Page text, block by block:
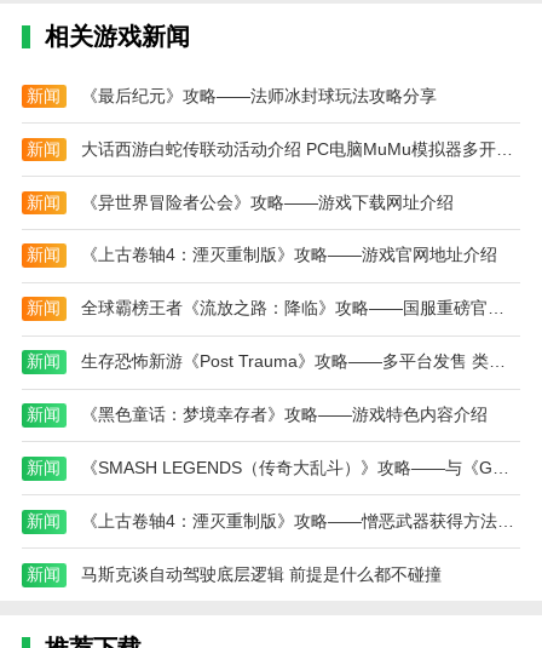
6、击败僵尸有几率会掉落钻石，钻石可以用来升
级植物获得各种效果。
7、种植植物消灭关卡里的僵尸boss就可以通关。
植物大战僵尸新指导版部分合成大全
一、魅惑帝
1、合成配方：魅惑菇+魅惑菇。
2、效果：魅帝菇每过30秒可以随机召唤一只僵尸
作战：高坚果橄榄球、失去报纸的樱桃读报、雪橇冰
车、学者僵尸。
二、究极樱桃射手
1、合成配方：超级樱桃射手+樱桃机枪射手。
2、效果：究极樱桃射手每1.5秒发射四枚伤害为
300的子弹，子弹在击中僵尸后产生爆炸效果，爆炸为
3×3的范围伤害。
1、合成配方：窝炬+火爆倭瓜。
相关游戏新闻
新闻 《最后纪元》攻略——法师冰封球玩法攻略分享
新闻 大话西游白蛇传联动活动介绍 PC电脑MuMu模拟器多开同步远程教程
新闻 《异世界冒险者公会》攻略——游戏下载网址介绍
新闻 《上古卷轴4：湮灭重制版》攻略——游戏官网地址介绍
新闻 全球霸榜王者《流放之路：降临》攻略——国服重磅官宣！先锋测试年内启动
新闻 生存恐怖新游《Post Trauma》攻略——多平台发售 类寂静岭风格
新闻 《黑色童话：梦境幸存者》攻略——游戏特色内容介绍
新闻 《SMASH LEGENDS（传奇大乱斗）》攻略——与《GUILTY GEAR[em_4oSi] STRIVE 》攻略——开展联动
新闻 《上古卷轴4：湮灭重制版》攻略——憎恶武器获得方法介绍
新闻 马斯克谈自动驾驶底层逻辑 前提是什么都不碰撞